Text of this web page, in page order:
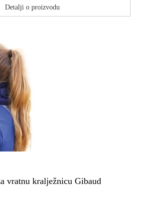
Detalji o proizvodu
vratnu kralježnicu Gibaud